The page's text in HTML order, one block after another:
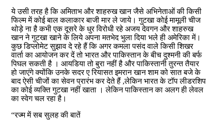
ये उसी तरह है कि अमिताभ और शाहरुख खान जैसे अभिनेताओं की किसी
फिल्म में कोई बाल कलाकार बाजी मार ले जाये। गुटखा कोई मामूली चीज
थोड़े ना है कभी एक दूसरे के धुर विरोधी रहे अजय देवगन और शाहरुख
खान ने गुटखा खाने के लिये अपना मतभेद भुला दिया भले ही अमेरिका में।
कुछ डिप्लोमेट सुझाव दे रहे हैं कि अगर कमला पसंद वाले किसी शिखर
वार्ता का आयोजन कर दें तो भारत और पाकिस्तान के बीच दुश्मनी की बर्फ
पिघल सकती है । आयडिया तो बुरा नहीं है और पाकिस्तानी तुरन्त तैयार
हो जाएंगे क्योंकि उनके सदर ए रियासत इमरान खान शाम को सात बजे के
बाद ऐसी चीजों का सेवन प्रारंभ कर देते हैं ,लेकिन भारत के टॉप लीडरशिप
का कोई व्यक्ति गुटखा नहीं खाता । लेकिन पाकिस्तान का अलग ही लेवल
का स्वेग चल रहा है।
“रज्म में सब सुलह की बातें